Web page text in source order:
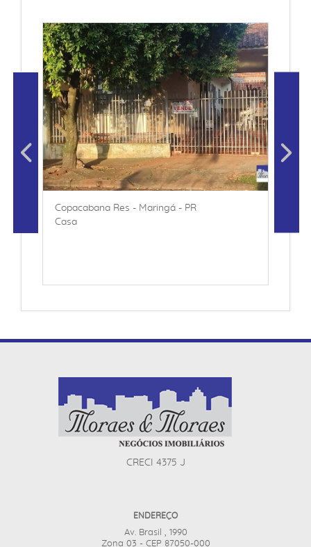
Copacabana Res - Maringá - PR
Casa
CRECI 4375 J
ENDEREÇO
Av. Brasil , 1990
Zona 03 - CEP 87050-000